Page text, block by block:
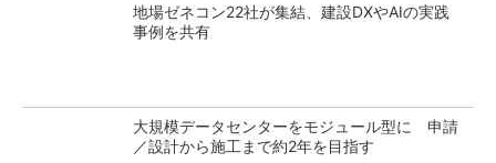
地場ゼネコン22社が集結、建設DXやAIの実践
事例を共有
大規模データセンターをモジュール型に 申請
／設計から施工まで約2年を目指す